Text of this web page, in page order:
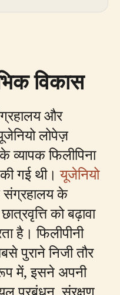
विकास
और
लोपेज़
के व्यापक फिलीपिना
गई थी।यूजेनियो
संग्रहालय के
को बढ़ावा
है। फिलीपीनी
पुराने निजी तौर
में, इसने अपनी